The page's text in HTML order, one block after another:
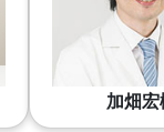
加畑